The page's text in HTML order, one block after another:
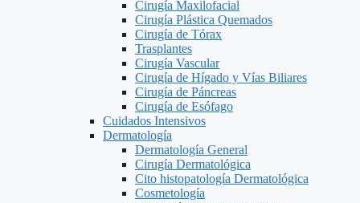
Cirugía Maxilofacial
Cirugía Plástica Quemados
Cirugía de Tórax
Trasplantes
Cirugía Vascular
Cirugía de Hígado y Vías Biliares
Cirugía de Páncreas
Cirugía de Esófago
Cuidados Intensivos
Dermatología
Dermatología General
Cirugía Dermatológica
Cito histopatología Dermatológica
Cosmetología